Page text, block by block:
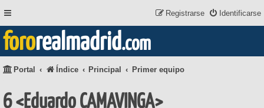
Identificarse
Registrarse
fororealmadrid.com
Portal Índice Principal Primer equipo
6 <Eduardo CAMAVINGA>